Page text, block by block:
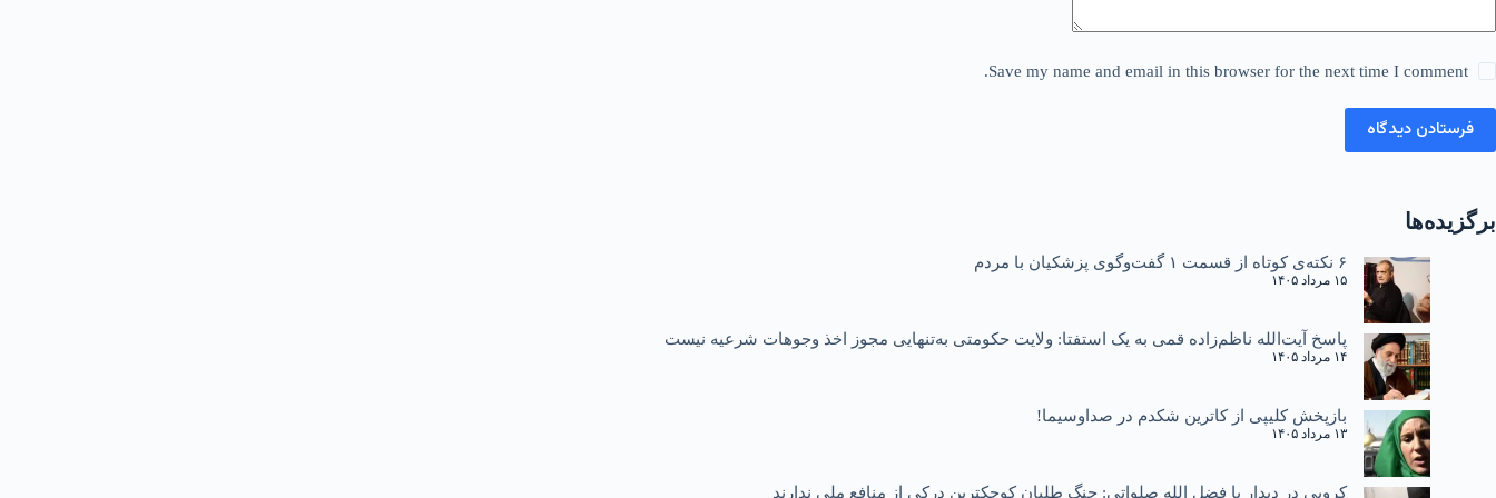
Save my name and email in this browser for the next time I comment.
فرستادن دیدگاه
برگزیده‌ها
۶ نکته‌ی کوتاه از قسمت ۱ گفت‌وگوی پزشکیان با مردم
۱۵ مرداد ۱۴۰۵
پاسخ آیت‌الله ناظم‌زاده قمی به یک استفتا: ولایت حکومتی به‌تنهایی مجوز اخذ وجوهات شرعیه نیست
۱۴ مرداد ۱۴۰۵
بازپخش کلیپی از کاترین شکدم در صداوسیما!
۱۳ مرداد ۱۴۰۵
کروبی در دیدار با فضل الله صلواتی: جنگ طلبان کوچکترین درکی از منافع ملی ندارند